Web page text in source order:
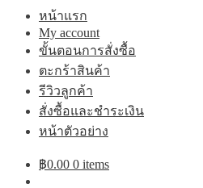
หน้าแรก
My account
ขั้นตอนการสั่งซื้อ
ตะกร้าสินค้า
รีวิวลูกค้า
สั่งซื้อและชำระเงิน
หน้าตัวอย่าง
฿0.00 0 items